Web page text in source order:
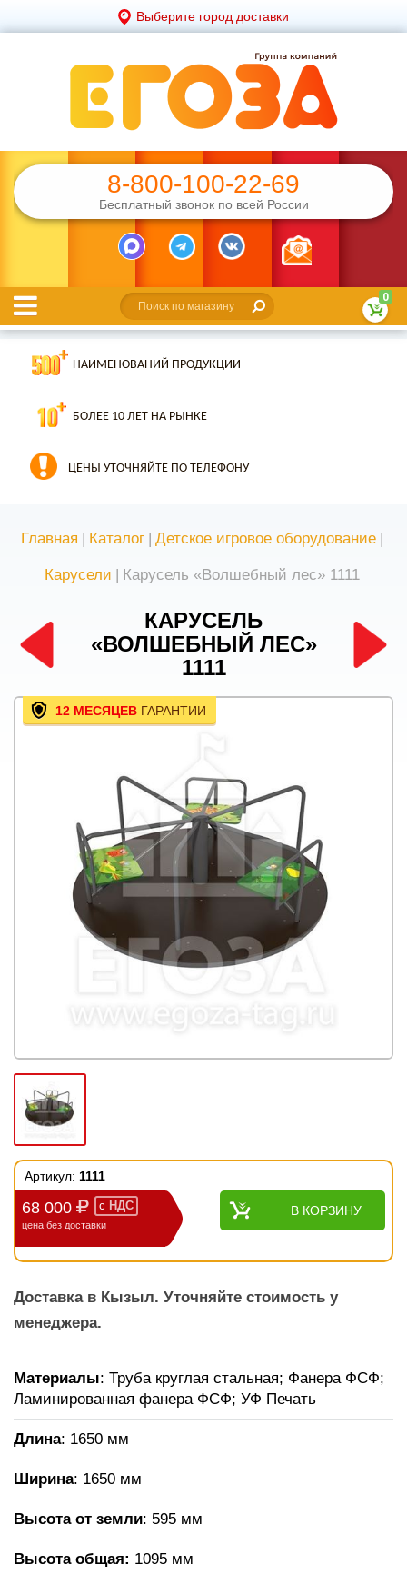
Выберите город доставки
8-800-100-22-69
Бесплатный звонок по всей России
0
НАИМЕНОВАНИЙ ПРОДУКЦИИ
БОЛЕЕ 10 ЛЕТ НА РЫНКЕ
ЦЕНЫ УТОЧНЯЙТЕ ПО ТЕЛЕФОНУ
Главная | Каталог | Детское игровое оборудование |
Карусели | Карусель «Волшебный лес» 1111
КАРУСЕЛЬ
«ВОЛШЕБНЫЙ ЛЕС»
1111
12 МЕСЯЦЕВ ГАРАНТИИ
Артикул: 1111
68 000 с НДС
цена без доставки
В КОРЗИНУ
Доставка в Кызыл. Уточняйте стоимость у
менеджера.
Материалы: Труба круглая стальная; Фанера ФСФ;
Ламинированная фанера ФСФ; УФ Печать
Длина: 1650 мм
Ширина: 1650 мм
Высота от земли: 595 мм
Высота общая: 1095 мм